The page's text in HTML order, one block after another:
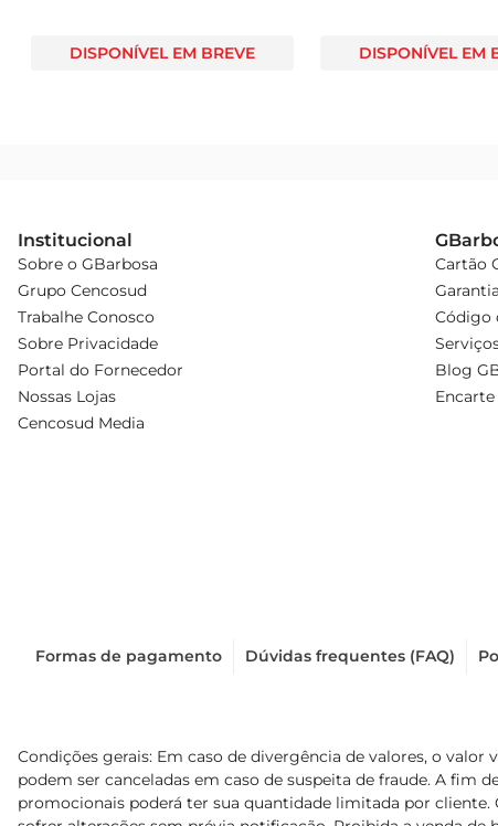
DISPONÍVEL EM BREVE DISPONÍVEL EM
Institucional
Sobre o GBarbosa
Grupo Cencosud
Trabalhe Conosco
Sobre Privacidade
Portal do Fornecedor
Nossas Lojas
Cencosud Media
Cartão
Código
Blog
Formas de pagamento Dúvidas frequentes (FAQ)
Condições gerais: Em caso de divergência de valores, o
podem ser canceladas em caso de suspeita de fraude. A fim
promocionais poderá ter sua quantidade limitada por cliente.